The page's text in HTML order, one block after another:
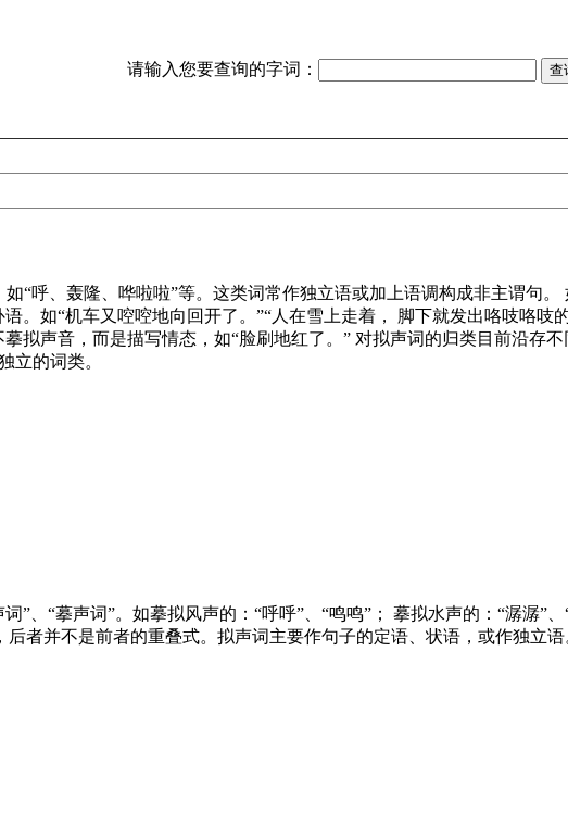
请输入您要查询的字词：
“呼、轰隆、哗啦啦”等。这类词常作独立语或加上语调构成非主谓句
。如“机车又啌啌地向回开了。”“人在雪上走着， 脚下就发出咯吱咯吱
拟声音，而是描写情态，如“脸刷地红了。” 对拟声词的归类目前沿存
立的词类。
”、“摹声词”。如摹拟风声的：“呼呼”、“鸣鸣”； 摹拟水声的：“潺潺
后者并不是前者的重叠式。拟声词主要作句子的定语、状语，或作独立